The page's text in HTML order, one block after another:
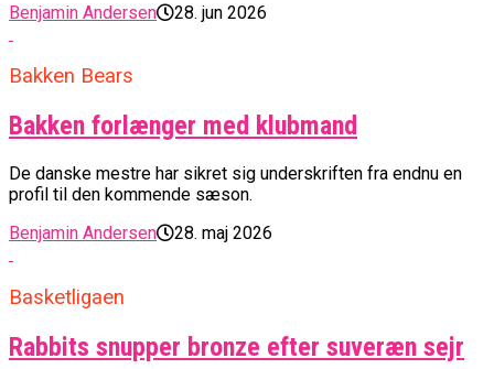
Benjamin Andersen
28. jun 2026
Bakken Bears
Bakken forlænger med klubmand
De danske mestre har sikret sig underskriften fra endnu en
profil til den kommende sæson.
Benjamin Andersen
28. maj 2026
Basketligaen
Rabbits snupper bronze efter suveræn sejr